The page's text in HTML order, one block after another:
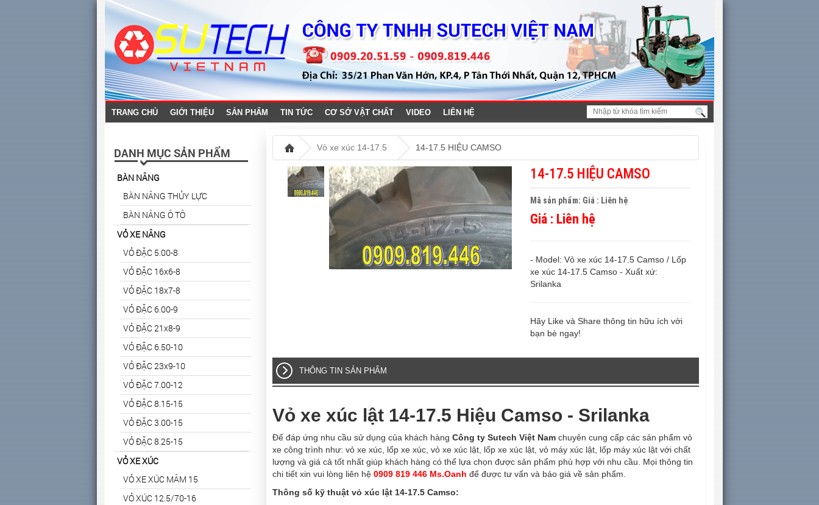
TRANG CHỦ GIỚI THIỆU SẢN PHẨM TIN TỨC CƠ SỞ VẬT CHẤT VIDEO LIÊN HỆ
Vỏ xe xúc 14-17.5 14-17.5 HIỆU CAMSO
14-17.5 HIỆU CAMSO
Mã sản phẩm: Giá : Liên hệ
Giá : Liên hệ
- Model: Vỏ xe xúc 14-17.5 Camso / Lốp
xe xúc 14-17.5 Camso - Xuất xứ:
Srilanka
Hãy Like và Share thông tin hữu ích với
bạn bè ngay!
THÔNG TIN SẢN PHẨM
Vỏ xe xúc lật 14-17.5 Hiệu Camso - Srilanka
Để đáp ứng nhu cầu sử dụng của khách hàng Công ty Sutech Việt Nam chuyên cung cấp các sản phẩm vỏ
xe công trình như: vỏ xe xúc, lốp xe xúc, vỏ xe xúc lật, lốp xe xúc lật, vỏ máy xúc lật, lốp máy xúc lật với chất
lượng và giá cả tốt nhất giúp khách hàng có thể lựa chọn được sản phẩm phù hợp với nhu cầu. Mọi thông tin
chi tiết xin vui lòng liên hệ 0909 819 446 Ms.Oanh để được tư vấn và báo giá về sản phẩm.
Thông số kỹ thuật vỏ xúc lật 14-17.5 Camso:
DANH MỤC SẢN PHẨM
BÀN NÂNG
BÀN NÂNG THỦY LỰC
BÀN NÂNG Ô TÔ
VỎ XE NÂNG
VỎ ĐẶC 5.00-8
VỎ ĐẶC 16x6-8
VỎ ĐẶC 18x7-8
VỎ ĐẶC 6.00-9
VỎ ĐẶC 21x8-9
VỎ ĐẶC 6.50-10
VỎ ĐẶC 23x9-10
VỎ ĐẶC 7.00-12
VỎ ĐẶC 8.15-15
VỎ ĐẶC 3.00-15
VỎ ĐẶC 8.25-15
VỎ XE XÚC
VỎ XE XÚC MÂM 15
VỎ XÚC 12.5/70-16